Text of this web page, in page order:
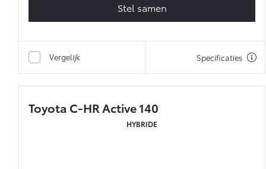
Stel samen
Vergelijk Specificaties
Toyota C-HR Active 140
HYBRIDE